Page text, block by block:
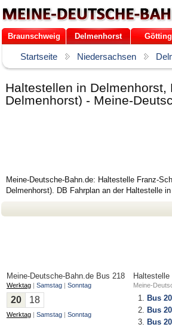
Braunschweig Delmenhorst
Startseite Niedersachsen
Haltestellen in
Delmenhorst) - Meine-
Meine-Deutsche-Bahn.de: Haltestelle Franz-
Delmenhorst). DB Fahrplan an der Haltestelle
Meine-Deutsche-Bahn.de Bus 218
Werktag | Samstag | Sonntag
20 18
Werktag | Samstag | Sonntag
Meine-
Bus
Bus
Bus